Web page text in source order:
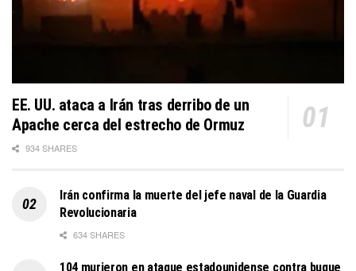
EE. UU. ataca a Irán tras derribo de un
Apache cerca del estrecho de Ormuz
934 SHARES
Irán confirma la muerte del jefe naval de la Guardia
Revolucionaria
634 SHARES
104 murieron en ataque estadounidense contra buque